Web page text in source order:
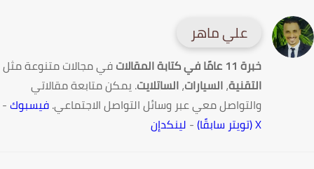
علي ماهر
خبرة 11 عامًا في كتابة المقالات
في مجالات متنوعة مثل
التقنية،السيارات،الساتلايت. يمكن متابعة مقالاتي
والتواصل معي عبر وسائل التواصل الاجتماعي.فيسبوك-
-لينكدإن